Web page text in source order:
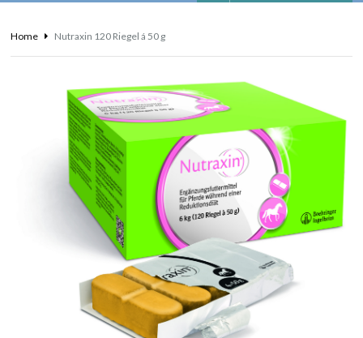
Home Nutraxin 120 Riegel á 50 g